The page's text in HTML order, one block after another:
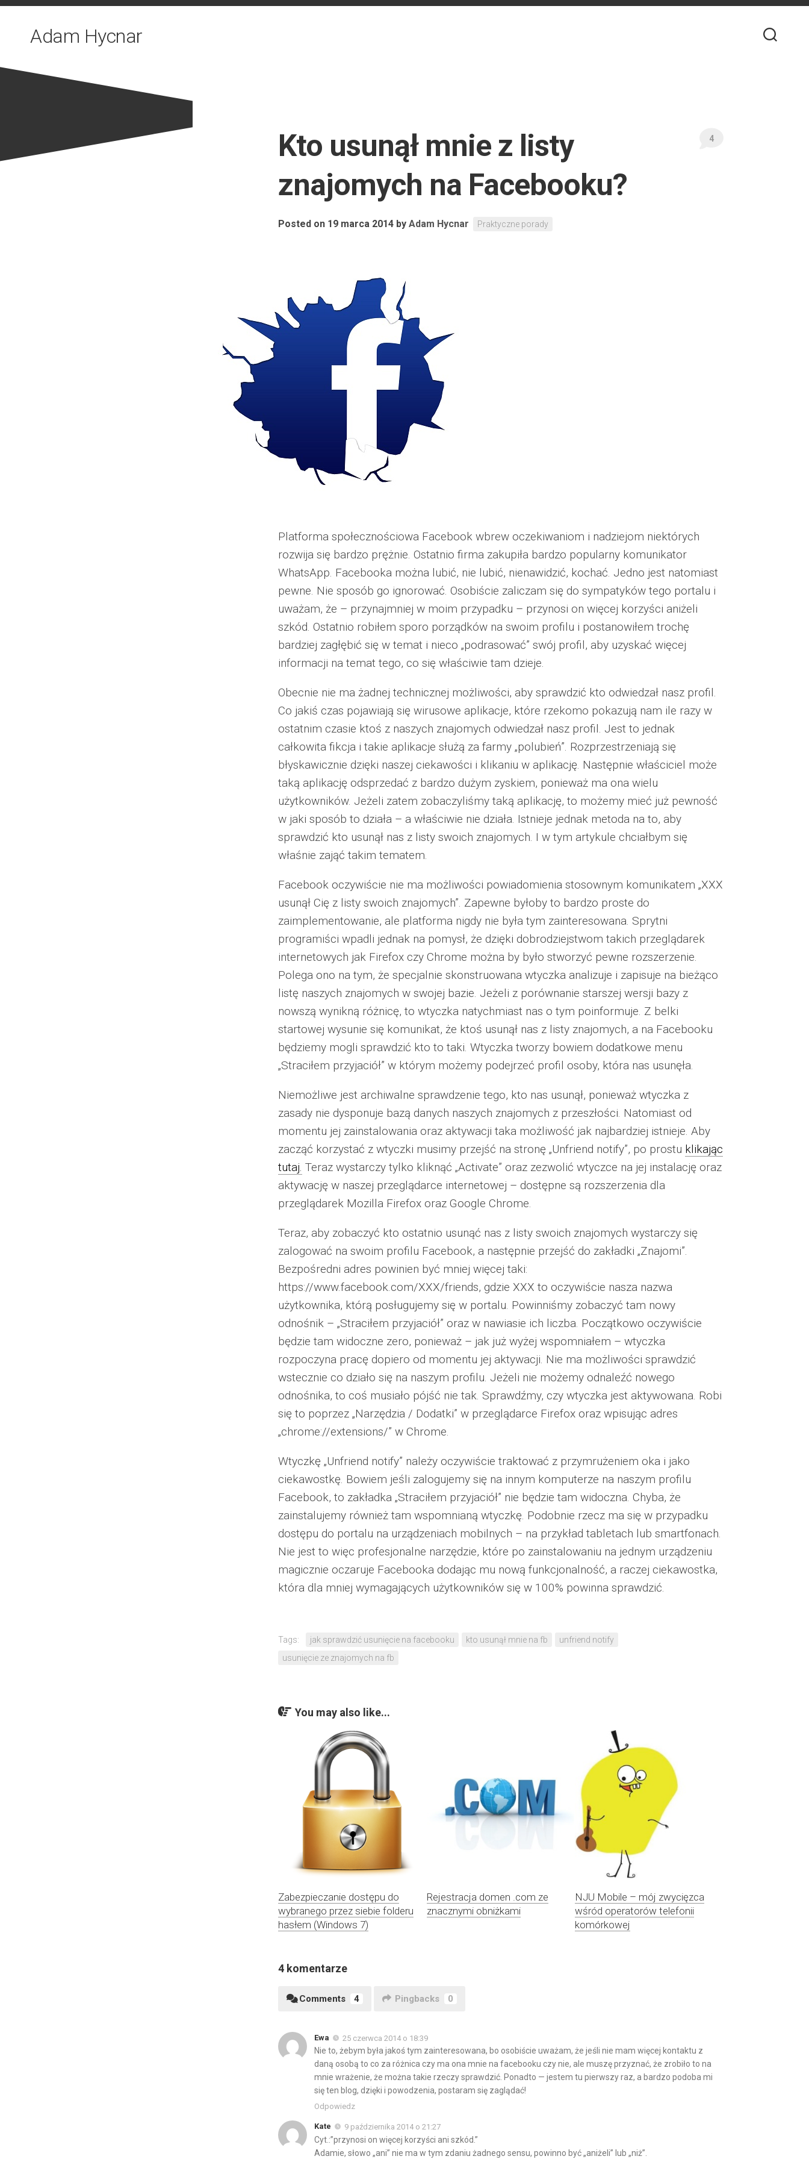
Skip
Adam Hycnar
Kto usunął mnie z listy
znajomych na Facebooku?
Posted on 19 marca 2014 by Adam Hycnar Praktyczne porady
4
Platforma społecznościowa Facebook wbrew oczekiwaniom i nadziejom niektórych
rozwija się bardzo prężnie. Ostatnio firma zakupiła bardzo popularny komunikator
WhatsApp. Facebooka można lubić, nie lubić, nienawidzić, kochać. Jedno jest natomiast
pewne. Nie sposób go ignorować. Osobiście zaliczam się do sympatyków tego portalu i
uważam, że – przynajmniej w moim przypadku – przynosi on więcej korzyści aniżeli
szkód. Ostatnio robiłem sporo porządków na swoim profilu i postanowiłem trochę
bardziej zagłębić się w temat i nieco „podrasować” swój profil, aby uzyskać więcej
informacji na temat tego, co się właściwie tam dzieje.
Obecnie nie ma żadnej technicznej możliwości, aby sprawdzić kto odwiedzał nasz profil.
Co jakiś czas pojawiają się wirusowe aplikacje, które rzekomo pokazują nam ile razy w
ostatnim czasie ktoś z naszych znajomych odwiedzał nasz profil. Jest to jednak
całkowita fikcja i takie aplikacje służą za farmy „polubień”. Rozprzestrzeniają się
błyskawicznie dzięki naszej ciekawości i klikaniu w aplikację. Następnie właściciel może
taką aplikację odsprzedać z bardzo dużym zyskiem, ponieważ ma ona wielu
użytkowników. Jeżeli zatem zobaczyliśmy taką aplikację, to możemy mieć już pewność
w jaki sposób to działa – a właściwie nie działa. Istnieje jednak metoda na to, aby
sprawdzić kto usunął nas z listy swoich znajomych. I w tym artykule chciałbym się
właśnie zająć takim tematem.
Facebook oczywiście nie ma możliwości powiadomienia stosownym komunikatem „XXX
usunął Cię z listy swoich znajomych”. Zapewne byłoby to bardzo proste do
zaimplementowanie, ale platforma nigdy nie była tym zainteresowana. Sprytni
programiści wpadli jednak na pomysł, że dzięki dobrodziejstwom takich przeglądarek
internetowych jak Firefox czy Chrome można by było stworzyć pewne rozszerzenie.
Polega ono na tym, że specjalnie skonstruowana wtyczka analizuje i zapisuje na bieżąco
listę naszych znajomych w swojej bazie. Jeżeli z porównanie starszej wersji bazy z
nowszą wynikną różnicę, to wtyczka natychmiast nas o tym poinformuje. Z belki
startowej wysunie się komunikat, że ktoś usunął nas z listy znajomych, a na Facebooku
będziemy mogli sprawdzić kto to taki. Wtyczka tworzy bowiem dodatkowe menu
„Straciłem przyjaciół” w którym możemy podejrzeć profil osoby, która nas usunęła.
Niemożliwe jest archiwalne sprawdzenie tego, kto nas usunął, ponieważ wtyczka z
zasady nie dysponuje bazą danych naszych znajomych z przeszłości. Natomiast od
momentu jej zainstalowania oraz aktywacji taka możliwość jak najbardziej istnieje. Aby
zacząć korzystać z wtyczki musimy przejść na stronę „Unfriend notify”, po prostu klikając
tutaj. Teraz wystarczy tylko kliknąć „Activate” oraz zezwolić wtyczce na jej instalację oraz
aktywację w naszej przeglądarce internetowej – dostępne są rozszerzenia dla
przeglądarek Mozilla Firefox oraz Google Chrome.
Teraz, aby zobaczyć kto ostatnio usunąć nas z listy swoich znajomych wystarczy się
zalogować na swoim profilu Facebook, a następnie przejść do zakładki „Znajomi”.
Bezpośredni adres powinien być mniej więcej taki:
https://www.facebook.com/XXX/friends, gdzie XXX to oczywiście nasza nazwa
użytkownika, którą posługujemy się w portalu. Powinniśmy zobaczyć tam nowy
odnośnik – „Straciłem przyjaciół” oraz w nawiasie ich liczba. Początkowo oczywiście
będzie tam widoczne zero, ponieważ – jak już wyżej wspomniałem – wtyczka
rozpoczyna pracę dopiero od momentu jej aktywacji. Nie ma możliwości sprawdzić
wstecznie co działo się na naszym profilu. Jeżeli nie możemy odnaleźć nowego
odnośnika, to coś musiało pójść nie tak. Sprawdźmy, czy wtyczka jest aktywowana. Robi
się to poprzez „Narzędzia / Dodatki” w przeglądarce Firefox oraz wpisując adres
„chrome://extensions/” w Chrome.
Wtyczkę „Unfriend notify” należy oczywiście traktować z przymrużeniem oka i jako
ciekawostkę. Bowiem jeśli zalogujemy się na innym komputerze na naszym profilu
Facebook, to zakładka „Straciłem przyjaciół” nie będzie tam widoczna. Chyba, że
zainstalujemy również tam wspomnianą wtyczkę. Podobnie rzecz ma się w przypadku
dostępu do portalu na urządzeniach mobilnych – na przykład tabletach lub smartfonach.
Nie jest to więc profesjonalne narzędzie, które po zainstalowaniu na jednym urządzeniu
magicznie oczaruje Facebooka dodając mu nową funkcjonalność, a raczej ciekawostka,
która dla mniej wymagających użytkowników się w 100% powinna sprawdzić.
Tags: jak sprawdzić usunięcie na facebooku kto usunął mnie na fb
unfriend notify
usunięcie ze znajomych na fb
You may also like...
Zabezpieczanie dostępu do
wybranego przez siebie folderu
hasłem (Windows 7)
Rejestracja domen .com ze
znacznymi obniżkami
NJU Mobile – mój zwycięzca
wśród operatorów telefonii
komórkowej
4 komentarze
Comments 4 Pingbacks 0
Ewa 25 czerwca 2014 o 18:39
Nie to, żebym była jakoś tym zainteresowana, bo osobiście uważam, że jeśli nie mam więcej kontaktu z
daną osobą to co za różnica czy ma ona mnie na facebooku czy nie, ale muszę przyznać, że zrobiło to na
mnie wrażenie, że można takie rzeczy sprawdzić. Ponadto — jestem tu pierwszy raz, a bardzo podoba mi
się ten blog, dzięki i powodzenia, postaram się zaglądać!
Odpowiedz
Kate 9 października 2014 o 21:27
Cyt.:”przynosi on więcej korzyści ani szkód.”
Adamie, słowo „ani” nie ma w tym zdaniu żadnego sensu, powinno być „aniżeli” lub „niż”.